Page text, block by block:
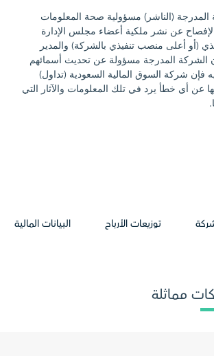
المدرجة (الناشر) مسؤولية صحة المعلومات
الإفصاح عن نشر ملكية أعضاء مجلس الإدارة
(أو أعلى منصب تنفيذي بالشركة) والمدير
الشركة المدرجة مسؤولة عن تحديث أسمائهم
فإن شركة السوق المالية السعودية (تداول)
عن أي خطأ يرد في تلك المعلومات والآثار التي
توزيعات الأرباح البيانات المالية
مماثلة